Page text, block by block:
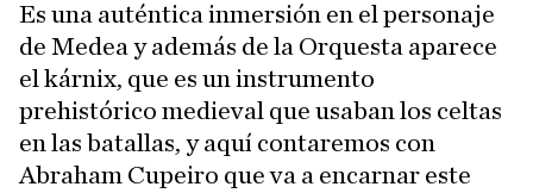
Es una auténtica inmersión en el personaje
de Medea y además de la Orquesta aparece
el kárnix, que es un instrumento
prehistórico medieval que usaban los celtas
en las batallas, y aquí contaremos con
Abraham Cupeiro que va a encarnar este